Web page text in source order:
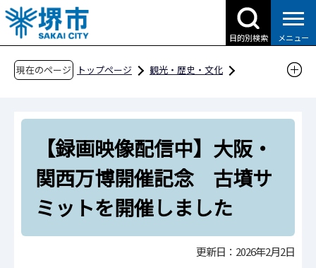
こ
の
ペ
目的別検索 メニュー
現在のページ トップページ
観光・歴史・文化
世界遺産「百舌鳥・古市古墳群」
様々な取組
令和7年度
【録画映像配信中】大阪・関西万博開催記念
古墳サミットを開催しました
【録画映像配信中】大阪・
関西万博開催記念 古墳サ
ミットを開催しました
更新日：2026年2月2日